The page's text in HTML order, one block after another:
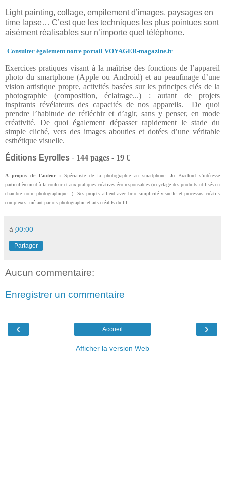
Light painting, collage, empilement d’images, paysages en
time lapse… C’est que les techniques les plus pointues sont
aisément réalisables sur n’importe quel téléphone.
Consulter également notre portail VOYAGER-magazine.fr
Exercices pratiquesvisant à la maîtrise des fonctions de l’appareil
photo du smartphone (Apple ou Android) et au peaufinage d’une
vision artistique propre, activités basées sur les principes clés de la
photographie (composition, éclairage...) : autant de projets
inspirants révélateurs des capacités de nos appareils.
De quoi
prendre l’habitude de réfléchir et d’agir, sans y penser, en mode
créativité. De quoi également dépasser rapidement le stade du
simple cliché, vers des images abouties et dotées d’une véritable
esthétique visuelle.
Éditions Eyrolles - 144 pages - 19 €
A propos de l’auteur : Spécialiste de la photographie au smartphone, Jo Bradford s’intéresse
particulièrement à la couleur et aux pratiques créatives éco-responsables (recyclage des produits utilisés en
chambre noire photographique...). Ses projets allient avec brio simplicité visuelle et processus créatifs
complexes, mêlant parfois photographie et arts créatifs du fil.
à 00:00
Partager
Aucun commentaire:
Enregistrer un commentaire
‹ ›
Accueil
Afficher la version Web